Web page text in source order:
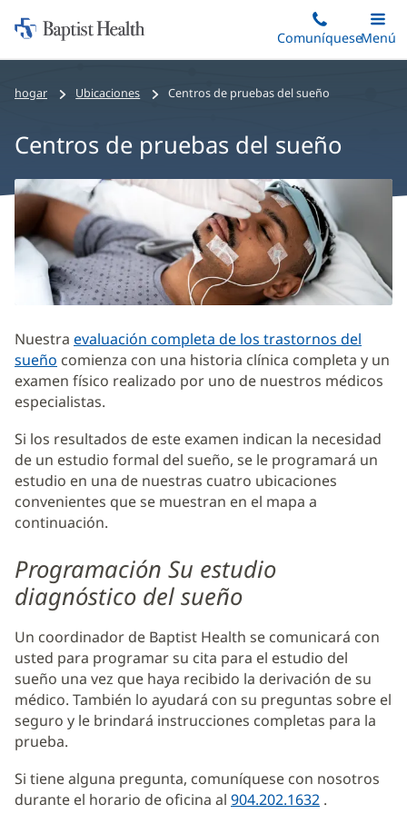
al
principal
Iniciar:
Baptist
ComuníqueseMenú
hogar Ubicaciones Centros de pruebas del sueño
Centros de pruebas del sueño
Sleep
Testing
Centers
Sección
principal
Nuestra evaluación completa de los trastornos del
sueño comienza con una historia clínica completa y un
examen físico realizado por uno de nuestros médicos
especialistas.
Si los resultados de este examen indican la necesidad
de un estudio formal del sueño, se le programará un
estudio en una de nuestras cuatro ubicaciones
convenientes que se muestran en el mapa a
continuación.
Programación Su estudio
diagnóstico del sueño
Un coordinador de Baptist Health se comunicará con
usted para programar su cita para el estudio del
sueño una vez que haya recibido la derivación de su
médico. También lo ayudará con su preguntas sobre el
seguro y le brindará instrucciones completas para la
prueba.
Si tiene alguna pregunta, comuníquese con nosotros
durante el horario de oficina al 904.202.1632 .